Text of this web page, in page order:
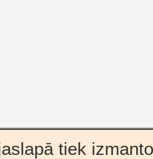
tiek